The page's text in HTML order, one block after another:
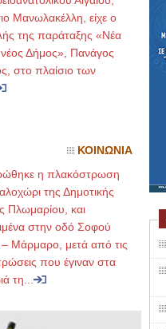
Μανωλακέλλη, είχε ο
της παράταξης «Νέα
Δήμος», Πανάγος
στο πλαίσιο των
ΚΟΙΝΩΝΙΑ
η πλακόστρωση
της Δημοτικής
Πλωμαρίου, και
στην οδό Σοφού
– Μάρμαρο, μετά από τις
που έγιναν στα
τη...